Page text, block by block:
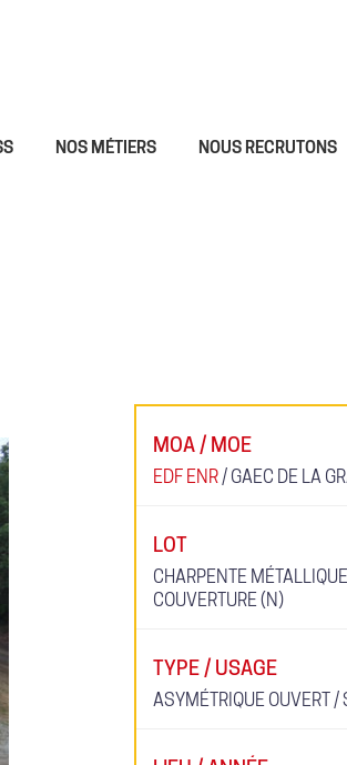
NOS MÉTIERS NOUS RECRUTONS
MOA / MOE
EDF ENR/ GAEC DE LA
LOT
CHARPENTE
COUVERTURE (N)
TYPE / USAGE
ASYMÉTRIQUE OUVERT /